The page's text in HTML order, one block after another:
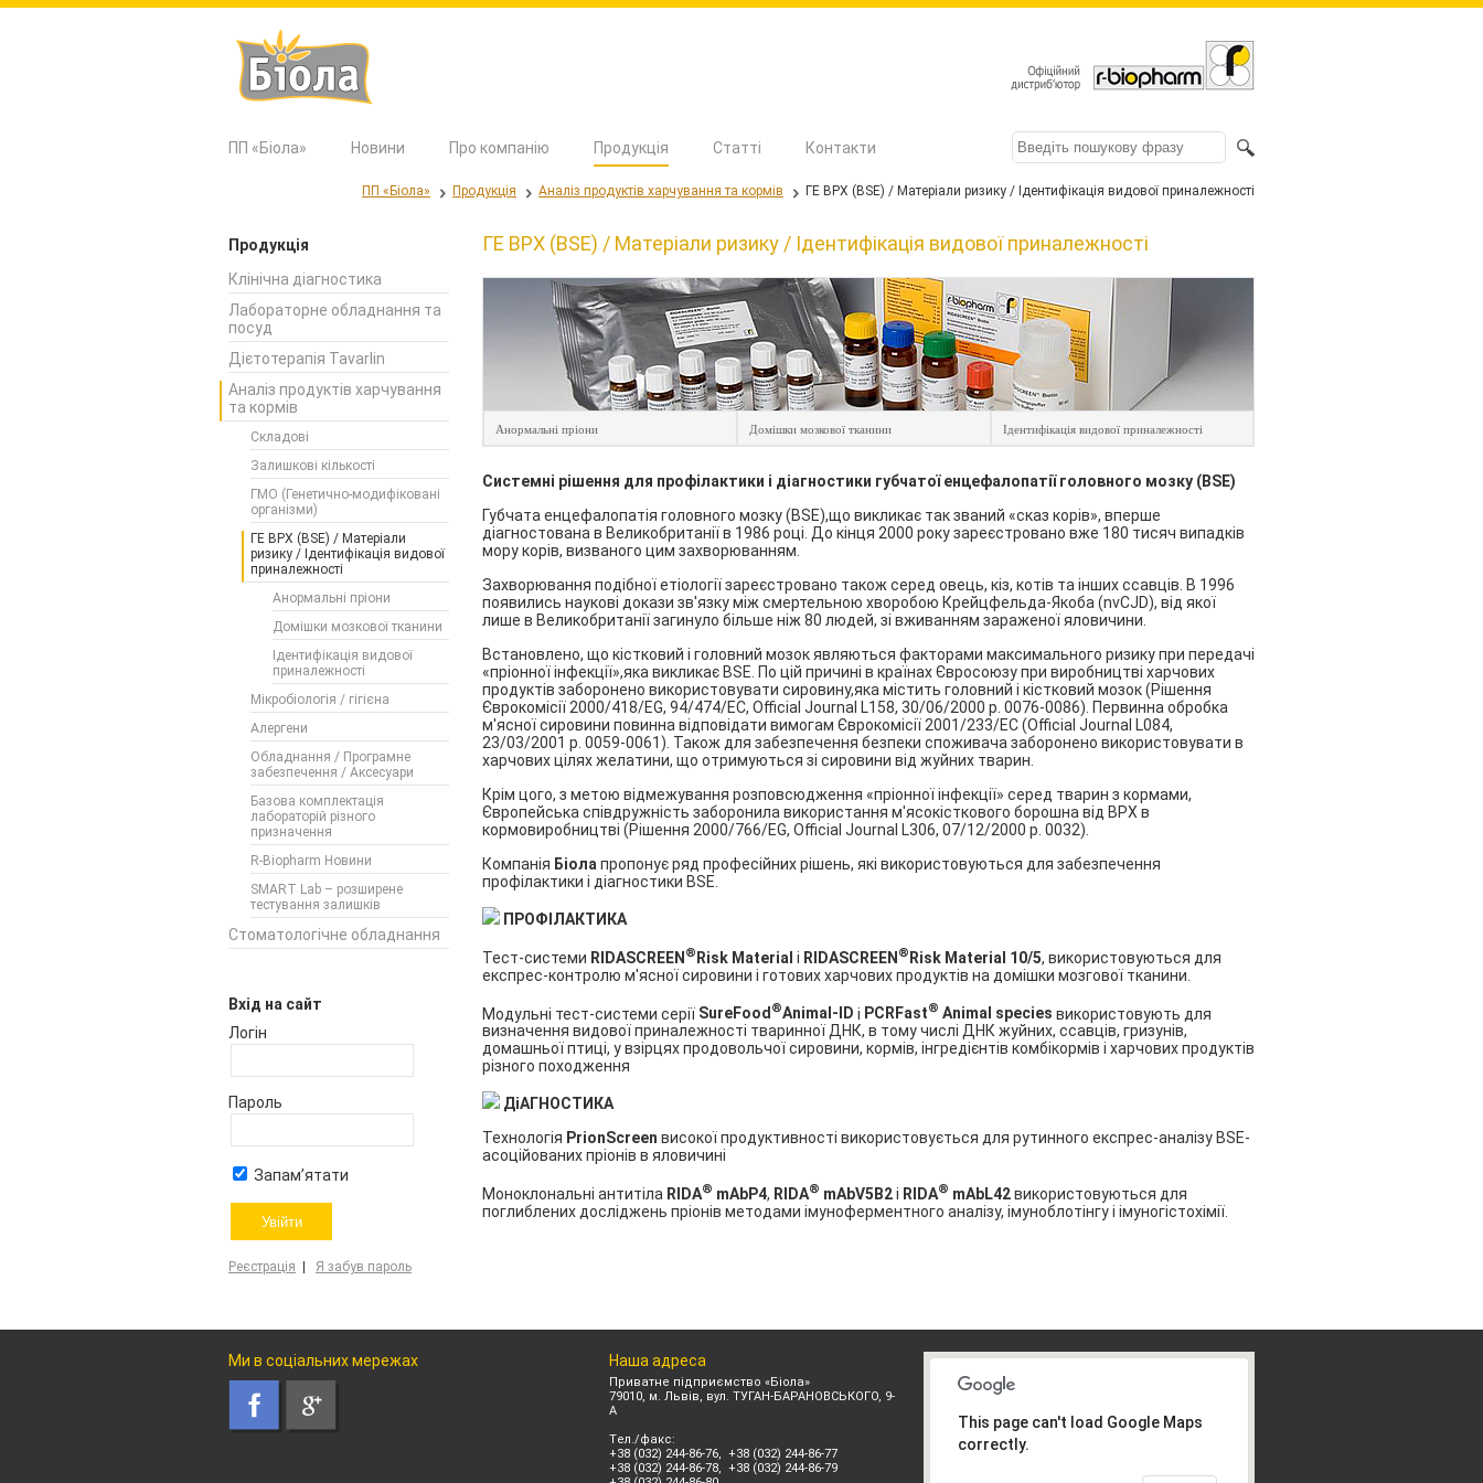
ПП «Біола» Новини Про компанію Продукція Статті Контакти
ПП «Біола» Продукція Аналіз продуктів харчування та кормів ГЕ ВРХ (BSE) / Матеріали ризику / Ідентифікація видової приналежності
Продукція
Клінічна діагностика
Лабораторне обладнання та
посуд
Дієтотерапія Tavarlin
Аналіз продуктів харчування
та кормів
Складові
Залишкові кількості
ГМО (Генетично-модифіковані
організми)
ГЕ ВРХ (BSE) / Матеріали
ризику / Ідентифікація видової
приналежності
Анормальні пріони
Домішки мозкової тканини
Ідентифікація видової
приналежності
Мікробіологія / гігієна
Алергени
Обладнання / Програмне
забезпечення / Аксесуари
Базова комплектація
лабораторій різного
призначення
R-Biopharm Новини
SMART Lab – розширене
тестування залишків
Стоматологічне обладнання
Вхід на сайт
Логін
Пароль
Запам’ятати
Реєстрація Я забув пароль
ГЕ ВРХ (BSE) / Матеріали ризику / Ідентифікація видової приналежності
Анормальні пріони Домішки мозкової тканини Ідентифікація видової приналежності
Системні рішення для профілактики і діагностики губчатої енцефалопатії головного мозку (BSE)
Губчата енцефалопатія головного мозку (BSE),що викликає так званий «сказ корів», вперше
діагностована в Великобританії в 1986 році. До кінця 2000 року зареєстровано вже 180 тисяч випадків
мору корів, визваного цим захворюванням.
Захворювання подібної етіології зареєстровано також серед овець, кіз, котів та інших ссавців. В 1996
появились наукові докази зв'язку між смертельною хворобою Крейцфельда-Якоба (nvCJD), від якої
лише в Великобританії загинуло більше ніж 80 людей, зі вживанням зараженої яловичини.
Встановлено, що кістковий і головний мозок являються факторами максимального ризику при передачі
«пріонної інфекції»,яка викликає BSE. По цій причині в країнах Євросоюзу при виробництві харчових
продуктів заборонено використовувати сировину,яка містить головний і кістковий мозок (Рішення
Єврокомісії 2000/418/EG, 94/474/ЕС, Official Journal L158, 30/06/2000 p. 0076-0086). Первинна обробка
м'ясної сировини повинна відповідати вимогам Єврокомісії 2001/233/ЕС (Official Journal L084,
23/03/2001 p. 0059-0061). Також для забезпечення безпеки споживача заборонено використовувати в
харчових цілях желатини, що отримуються зі сировини від жуйних тварин.
Крім цого, з метою відмежування розповсюдження «пріонної інфекції» серед тварин з кормами,
Європейська співдружність заборонила використання м'ясокісткового борошна від ВРХ в
кормовиробництві (Рішення 2000/766/EG, Official Journal L306, 07/12/2000 p. 0032).
Компанія Біола пропонує ряд професійних рішень, які використовуються для забезпечення
профілактики і діагностики BSE.
ПРОФІ ЛАКТИКА
Тест-системи RIDASCREEN ® Risk Material і RIDASCREEN ® Risk Material 10/5, використовуються для
експрес-контролю м'ясної сировини і готових харчових продуктів на домішки мозгової тканини.
Модульні тест-системи серії SureFood ®Animal-ID і PCRFast® Animal species використовують для
визначення видової приналежності тваринної ДНК, в тому числі ДНК жуйних, ссавців, гризунів,
домашньої птиці, у взірцях продовольчої сировини, кормів, інгредієнтів комбікормів і харчових продуктів
різного походження
ДіАГНОСТИКА
Технологія PrionScreen високої продуктивності використовується для рутинного експрес-аналізу BSE-
асоційованих пріонів в яловичині
Моноклональні антитіла RIDA® mAbP4, RIDA® mAbV5B2і RIDA® mAbL42використовуються для
поглиблених досліджень пріонів методами імуноферментного аналізу, імуноблотінгу і імуногістохімії.
Ми в соціальних мережах Наша адреса
Приватне підприємство «Біола»
79010, м. Львів, вул. ТУГАН-БАРАНОВСЬКОГО, 9-
А
Tел./факс:
+38 (032) 244-86-76, +38 (032) 244-86-77
+38 (032) 244-86-78, +38 (032) 244-86-79
This page can't load Google Maps
correctly.